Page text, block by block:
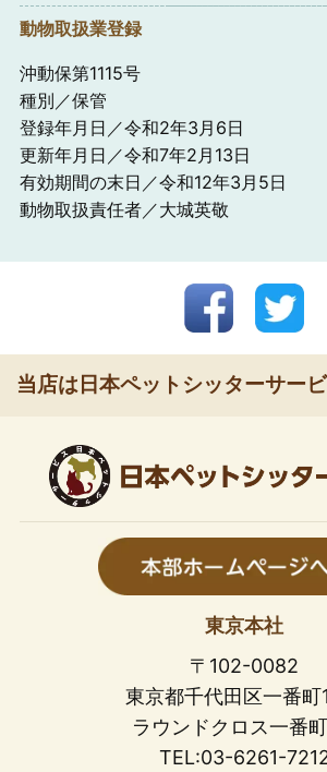
動物取扱業登録
沖動保第1115号
種別／保管
登録年月日／令和2年3月6日
更新年月日／令和7年2月13日
有効期間の末日／令和12年3月5日
動物取扱責任者／大城英敬
当店は日本ペットシッターサー
東京本社
〒102-0082
東京都千代田区一番町
ラウンドクロス一番
TEL:03-6261-